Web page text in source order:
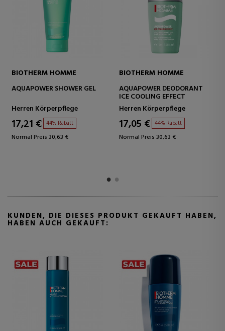
BIOTHERM HOMME
AQUAPOWER SHOWER GEL
Herren Körperpflege
17,21 € 44% Rabatt
Normal Preis 30,63 €
BIOTHERM HOMME
AQUAPOWER DEODORANT
ICE COOLING EFFECT
Herren Körperpflege
17,05 € 44% Rabatt
Normal Preis 30,63 €
KUNDEN, DIE DIESES PRODUKT GEKAUFT HABEN,
HABEN AUCH GEKAUFT: